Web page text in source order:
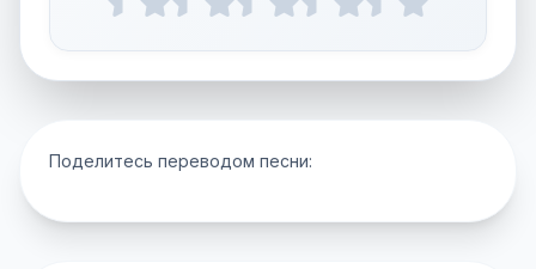
Поделитесь переводом песни: